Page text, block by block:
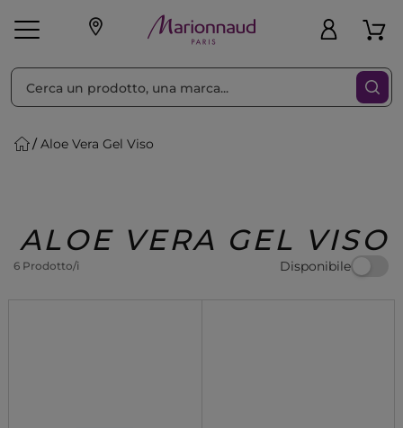
Make-up Profumi
Regalo
Aloe Vera Gel Viso
ALOE VERA GEL VISO
6 Prodotto/i Disponibile
Ordina per Filtra